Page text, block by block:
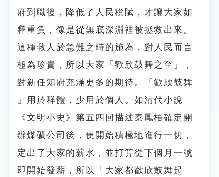
府到職後，降低了人民稅賦，才讓大家如
釋重負，像是從無底深淵裡被拯救出來。
這種救人於急難之時的施為，對人民而言
極為珍貴，所以大家「歡欣鼓舞之至」，
對新任知府充滿更多的期待。「歡欣鼓舞
」用於群體，少用於個人。如清代小說
《文明小史》第五四回描述秦鳳梧確定開
辦煤礦公司後，便開始積極地進行一切，
定出了大家的薪水，並打算從下個月一號
即開始發薪，所以「大家都歡欣鼓舞起